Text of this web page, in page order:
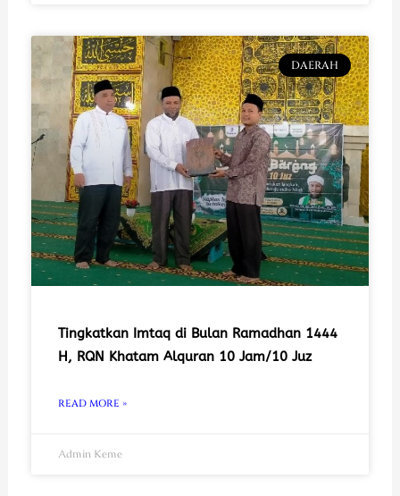
DAERAH
Tingkatkan Imtaq di Bulan Ramadhan 1444
H, RQN Khatam Alquran 10 Jam/10 Juz
READ MORE »
Admin Keme